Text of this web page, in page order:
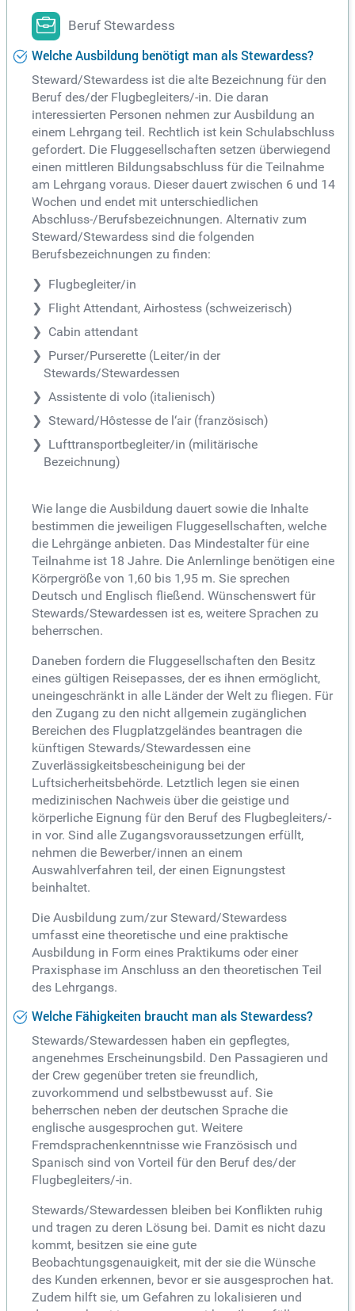
Beruf Stewardess
Welche Ausbildung benötigt man als Stewardess?
Steward/Stewardess ist die alte Bezeichnung für den
Beruf des/der Flugbegleiters/-in. Die daran
interessierten Personen nehmen zur Ausbildung an
einem Lehrgang teil. Rechtlich ist kein Schulabschluss
gefordert. Die Fluggesellschaften setzen überwiegend
einen mittleren Bildungsabschluss für die Teilnahme
am Lehrgang voraus. Dieser dauert zwischen 6 und 14
Wochen und endet mit unterschiedlichen
Abschluss-/Berufsbezeichnungen. Alternativ zum
Steward/Stewardess sind die folgenden
Berufsbezeichnungen zu finden:
Flugbegleiter/in
Flight Attendant, Airhostess (schweizerisch)
Cabin attendant
Purser/Purserette (Leiter/in der
Stewards/Stewardessen
Assistente di volo (italienisch)
Steward/Hôstesse de l‘air (französisch)
Lufttransportbegleiter/in (militärische
Bezeichnung)
Wie lange die Ausbildung dauert sowie die Inhalte
bestimmen die jeweiligen Fluggesellschaften, welche
die Lehrgänge anbieten. Das Mindestalter für eine
Teilnahme ist 18 Jahre. Die Anlernlinge benötigen eine
Körpergröße von 1,60 bis 1,95 m. Sie sprechen
Deutsch und Englisch fließend. Wünschenswert für
Stewards/Stewardessen ist es, weitere Sprachen zu
beherrschen.
Daneben fordern die Fluggesellschaften den Besitz
eines gültigen Reisepasses, der es ihnen ermöglicht,
uneingeschränkt in alle Länder der Welt zu fliegen. Für
den Zugang zu den nicht allgemein zugänglichen
Bereichen des Flugplatzgeländes beantragen die
künftigen Stewards/Stewardessen eine
Zuverlässigkeitsbescheinigung bei der
Luftsicherheitsbehörde. Letztlich legen sie einen
medizinischen Nachweis über die geistige und
körperliche Eignung für den Beruf des Flugbegleiters/-
in vor. Sind alle Zugangsvoraussetzungen erfüllt,
nehmen die Bewerber/innen an einem
Auswahlverfahren teil, der einen Eignungstest
beinhaltet.
Die Ausbildung zum/zur Steward/Stewardess
umfasst eine theoretische und eine praktische
Ausbildung in Form eines Praktikums oder einer
Praxisphase im Anschluss an den theoretischen Teil
des Lehrgangs.
Welche Fähigkeiten braucht man als Stewardess?
Stewards/Stewardessen haben ein gepflegtes,
angenehmes Erscheinungsbild. Den Passagieren und
der Crew gegenüber treten sie freundlich,
zuvorkommend und selbstbewusst auf. Sie
beherrschen neben der deutschen Sprache die
englische ausgesprochen gut. Weitere
Fremdsprachenkenntnisse wie Französisch und
Spanisch sind von Vorteil für den Beruf des/der
Flugbegleiters/-in.
Stewards/Stewardessen bleiben bei Konflikten ruhig
und tragen zu deren Lösung bei. Damit es nicht dazu
kommt, besitzen sie eine gute
Beobachtungsgenauigkeit, mit der sie die Wünsche
des Kunden erkennen, bevor er sie ausgesprochen hat.
Zudem hilft sie, um Gefahren zu lokalisieren und